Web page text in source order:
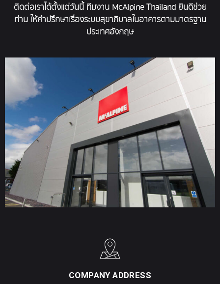
ติดต่อเราได้ตั้งแต่วันนี้ ทีมงาน McAlpine Thailand ยินดีช่วย
ท่าน ให้คำปรึกษาเรื่องระบบสุขาภิบาลในอาคารตามมาตรฐาน
ประเทศอังกฤษ
COMPANY ADDRESS